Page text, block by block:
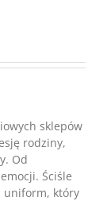
sklepów
rodziny,
Od
Ściśle
uniform, który